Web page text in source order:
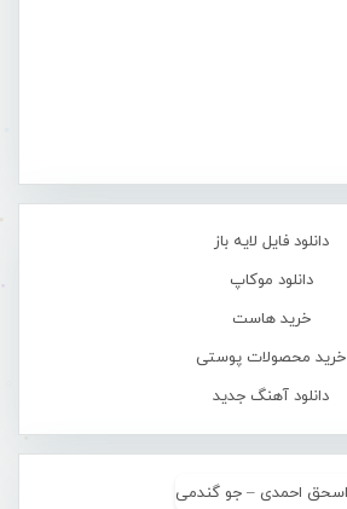
دانلود فایل لایه باز
دانلود موکاپ
خرید هاست
خرید محصولات پوستی
دانلود آهنگ جدید